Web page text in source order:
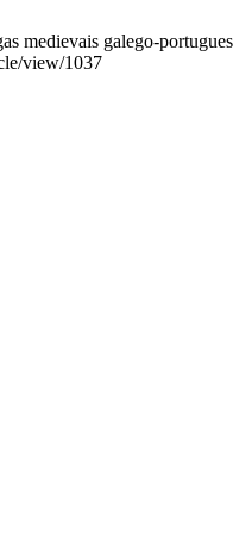
medievais galego-
view/1037